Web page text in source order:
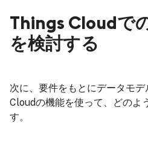
Things Cloudで
を検討する
次に、要件をもとにデータモデ
Cloudの機能を使って、どのよ
す。